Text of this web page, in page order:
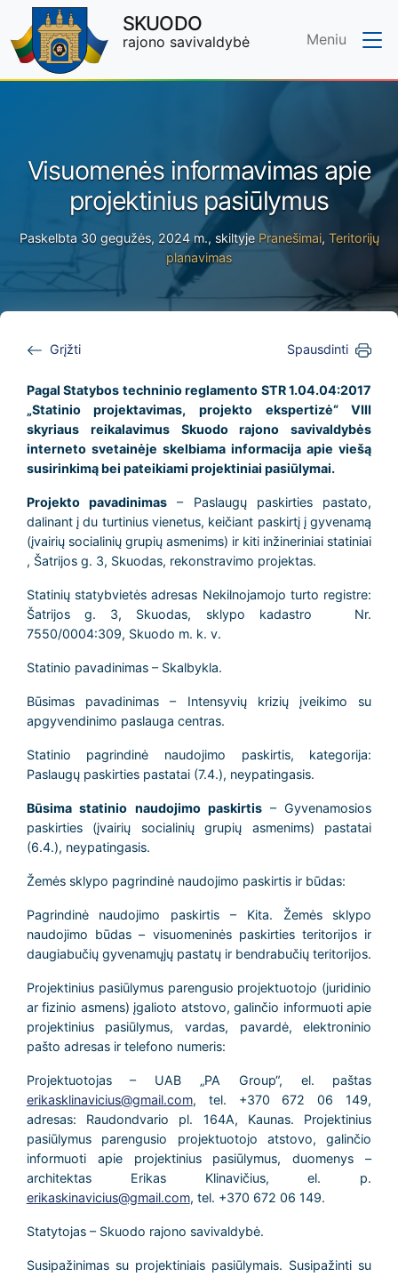
Skip to main content
SKUODO
rajono savivaldybė Meniu
Visuomenės informavimas apie
projektinius pasiūlymus
Paskelbta 30 gegužės, 2024 m., skiltyje Pranešimai, Teritorijų
planavimas
Grįžti Spausdinti
Pagal Statybos techninio reglamento STR 1.04.04:2017
„Statinio projektavimas, projekto ekspertizė“ VIII
skyriaus reikalavimus Skuodo rajono savivaldybės
interneto svetainėje skelbiama informacija apie viešą
susirinkimą bei pateikiami projektiniai pasiūlymai.
Projekto pavadinimas – Paslaugų paskirties pastato,
dalinant į du turtinius vienetus, keičiant paskirtį į gyvenamą
(įvairių socialinių grupių asmenims) ir kiti inžineriniai statiniai
, Šatrijos g. 3, Skuodas, rekonstravimo projektas.
Statinių statybvietės adresas Nekilnojamojo turto registre:
Šatrijos g. 3, Skuodas, sklypo kadastro Nr.
7550/0004:309, Skuodo m. k. v.
Statinio pavadinimas – Skalbykla.
Būsimas pavadinimas – Intensyvių krizių įveikimo su
apgyvendinimo paslauga centras.
Statinio pagrindinė naudojimo paskirtis, kategorija:
Paslaugų paskirties pastatai (7.4.), neypatingasis.
Būsima statinio naudojimo paskirtis – Gyvenamosios
paskirties (įvairių socialinių grupių asmenims) pastatai
(6.4.), neypatingasis.
Žemės sklypo pagrindinė naudojimo paskirtis ir būdas:
Pagrindinė naudojimo paskirtis – Kita. Žemės sklypo
naudojimo būdas – visuomeninės paskirties teritorijos ir
daugiabučių gyvenamųjų pastatų ir bendrabučių teritorijos.
Projektinius pasiūlymus parengusio projektuotojo (juridinio
ar fizinio asmens) įgalioto atstovo, galinčio informuoti apie
projektinius pasiūlymus, vardas, pavardė, elektroninio
pašto adresas ir telefono numeris:
Projektuotojas – UAB „PA Group“, el. paštas
erikasklinavicius@gmail.com, tel. +370 672 06 149,
adresas: Raudondvario pl. 164A, Kaunas. Projektinius
pasiūlymus parengusio projektuotojo atstovo, galinčio
informuoti apie projektinius pasiūlymus, duomenys –
architektas Erikas Klinavičius, el. p.
erikaskinavicius@gmail.com, tel. +370 672 06 149.
Statytojas – Skuodo rajono savivaldybė.
Susipažinimas su projektiniais pasiūlymais. Susipažinti su